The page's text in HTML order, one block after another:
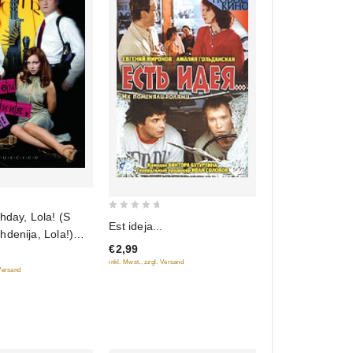
Lola! (S
Lola!)
of
5
Est ideja...
€2,99
inkl. Mwst., zzgl. Versand